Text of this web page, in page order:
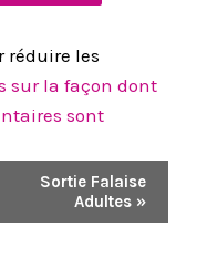
réduire les
sur la façon dont
sont
Sortie Falaise
Adultes »